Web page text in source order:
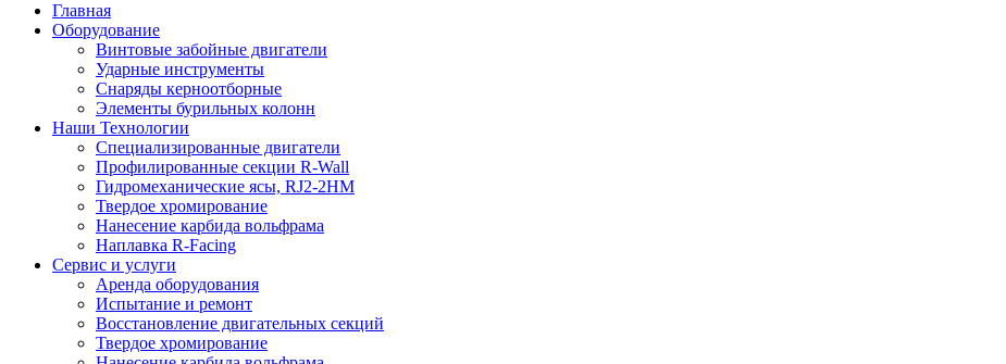
Главная
Оборудование
Винтовые забойные двигатели
Ударные инструменты
Снаряды керноотборные
Элементы бурильных колонн
Наши Технологии
Специализированные двигатели
Профилированные секции R-Wall
Гидромеханические ясы, RJ2-2HM
Твердое хромирование
Нанесение карбида вольфрама
Наплавка R-Facing
Сервис и услуги
Аренда оборудования
Испытание и ремонт
Восстановление двигательных секций
Твердое хромирование